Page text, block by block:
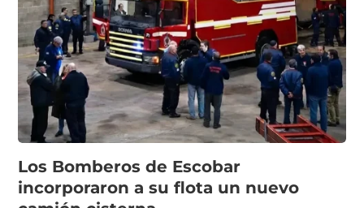
Los Bomberos de Escobar
incorporaron a su flota un nuevo